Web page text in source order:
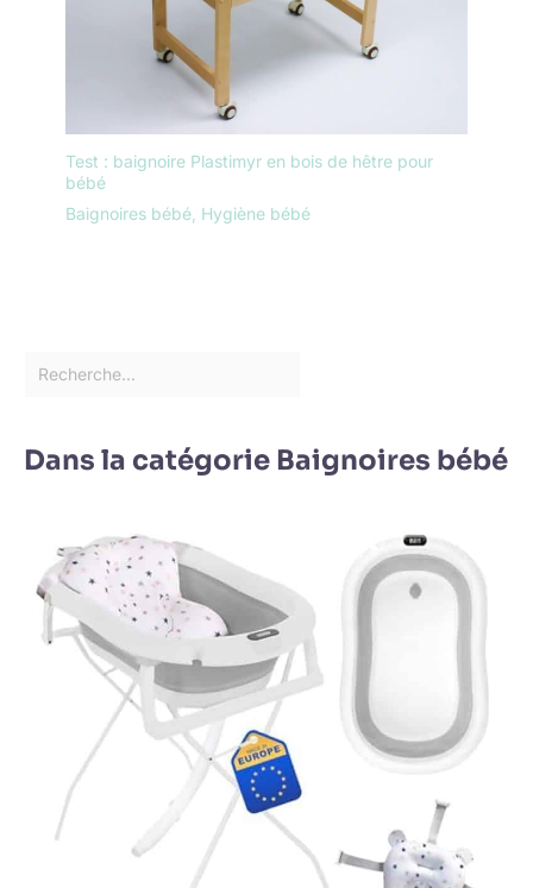
Test : baignoire Plastimyr en bois de hêtre pour
bébé
Baignoires bébé Hygiène bébé
Dans la catégorie Baignoires bébé